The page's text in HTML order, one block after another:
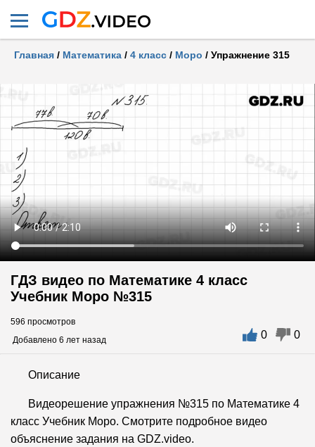
Главная / Математика / 4 класс / Моро / Упражнение 315
ГДЗ видео по Математике 4 класс
Учебник Моро №315
596 просмотров
Добавлено 6 лет назад
0 0
Описание
Видеорешение упражнения №315 по Математике 4
класс Учебник Моро. Смотрите подробное видео
объяснение задания на GDZ.video.